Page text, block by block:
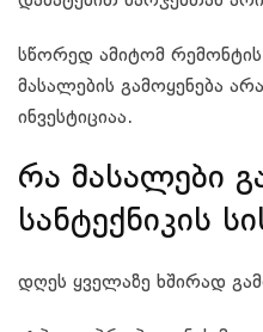
სწორედ ამიტომ
მასალების გამოყენება
ინვესტიციაა.
რა მასალები
სანტექნიკის
დღეს ყველაზე ხშირად